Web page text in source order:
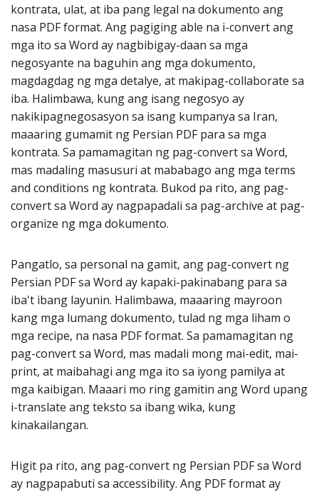
kontrata, ulat, at iba pang legal na dokumento ang
nasa PDF format. Ang pagiging able na i-convert ang
mga ito sa Word ay nagbibigay-daan sa mga
negosyante na baguhin ang mga dokumento,
magdagdag ng mga detalye, at makipag-collaborate sa
iba. Halimbawa, kung ang isang negosyo ay
nakikipagnegosasyon sa isang kumpanya sa Iran,
maaaring gumamit ng Persian PDF para sa mga
kontrata. Sa pamamagitan ng pag-convert sa Word,
mas madaling masusuri at mababago ang mga terms
and conditions ng kontrata. Bukod pa rito, ang pag-
convert sa Word ay nagpapadali sa pag-archive at pag-
organize ng mga dokumento.
Pangatlo, sa personal na gamit, ang pag-convert ng
Persian PDF sa Word ay kapaki-pakinabang para sa
iba't ibang layunin. Halimbawa, maaaring mayroon
kang mga lumang dokumento, tulad ng mga liham o
mga recipe, na nasa PDF format. Sa pamamagitan ng
pag-convert sa Word, mas madali mong mai-edit, mai-
print, at maibahagi ang mga ito sa iyong pamilya at
mga kaibigan. Maaari mo ring gamitin ang Word upang
i-translate ang teksto sa ibang wika, kung
kinakailangan.
Higit pa rito, ang pag-convert ng Persian PDF sa Word
ay nagpapabuti sa accessibility. Ang PDF format ay